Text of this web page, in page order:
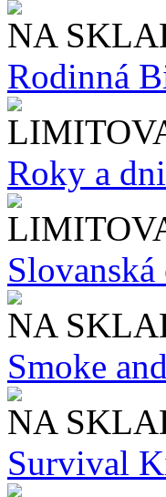
NA
Rodinná
Roky a dni
Slo​vanská
NA
Smoke
NA
Survival